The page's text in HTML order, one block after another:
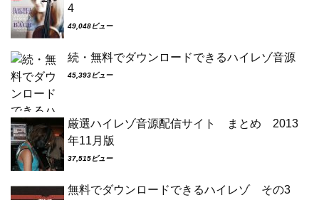
4
49,048ビュー
続・無料でダウンロードできるハイレゾ音源
45,393ビュー
厳選ハイレゾ音源配信サイト まとめ 2013
年11月版
37,515ビュー
無料でダウンロードできるハイレゾ その3